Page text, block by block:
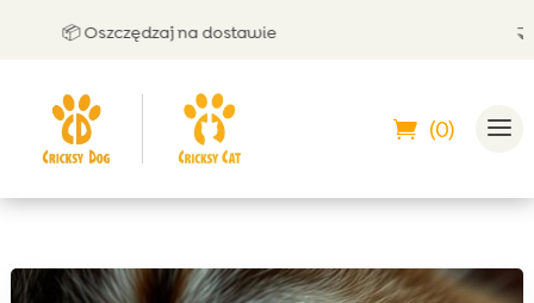
📦 Oszczędzaj na dostawie 🤝
(0)